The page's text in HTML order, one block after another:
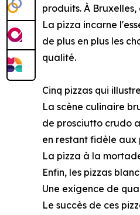
produits. À
La pizza incarne
de plus en plus les
qualité.
Cinq pizzas qui
La scène culinaire
de prosciutto crudo
en restant fidèle aux
La pizza à la
Enfin, les pizzas
Une exigence de
Le succès de ces